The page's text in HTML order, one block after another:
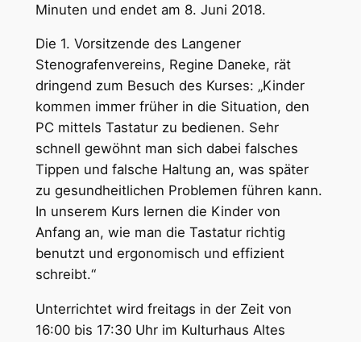
Minuten und endet am 8. Juni 2018.
Die 1. Vorsitzende des Langener
Stenografenvereins, Regine Daneke, rät
dringend zum Besuch des Kurses: „Kinder
kommen immer früher in die Situation, den
PC mittels Tastatur zu bedienen. Sehr
schnell gewöhnt man sich dabei falsches
Tippen und falsche Haltung an, was später
zu gesundheitlichen Problemen führen kann.
In unserem Kurs lernen die Kinder von
Anfang an, wie man die Tastatur richtig
benutzt und ergonomisch und effizient
schreibt.“
Unterrichtet wird freitags in der Zeit von
16:00 bis 17:30 Uhr im Kulturhaus Altes